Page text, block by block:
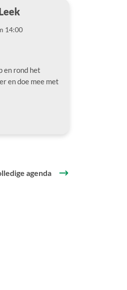
14:00
en rond het
en doe mee met
agenda